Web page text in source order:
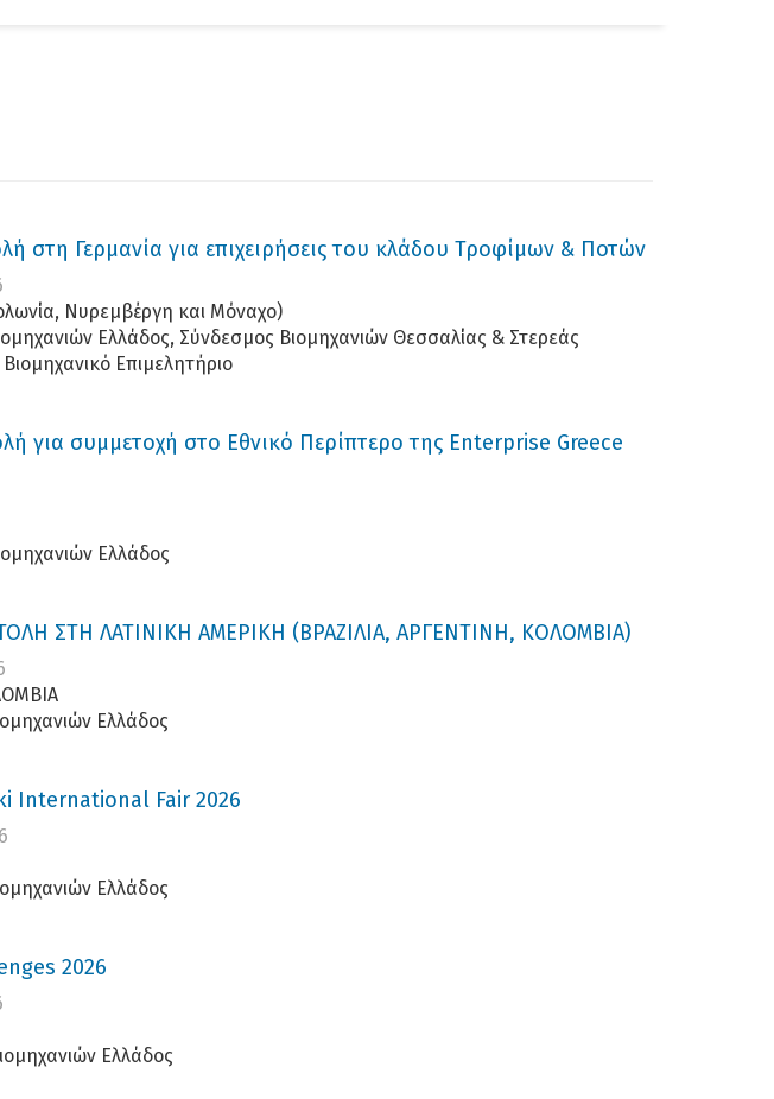
στη Γερμανία για επιχειρήσεις του κλάδου Τροφίμων & Ποτών
Νυρεμβέργη και Μόναχο)
Ελλάδος, Σύνδεσμος Βιομηχανιών Θεσσαλίας & Στερεάς
Επιμελητήριο
για συμμετοχή στο Εθνικό Περίπτερο της Enterprise Greece
Ελλάδος
ΣΤΗ ΛΑΤΙΝΙΚΗ ΑΜΕΡΙΚΗ (ΒΡΑΖΙΛΙΑ, ΑΡΓΕΝΤΙΝΗ, ΚΟΛΟΜΒΙΑ)
Ελλάδος
International Fair 2026
Ελλάδος
2026
Ελλάδος